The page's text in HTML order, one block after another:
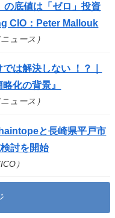
の底値は「ゼロ」投資
CIO：Peter Mallouk
ュース）
は解決しない ！？｜
化の背景』
ュース）
と長崎県平戸市
討を開始
）